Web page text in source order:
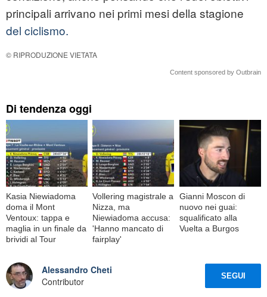
principali arrivano nei primi mesi della stagione
del ciclismo.
© RIPRODUZIONE VIETATA
Content sponsored by Outbrain
Di tendenza oggi
Kasia Niewiadoma
doma il Mont
Ventoux: tappa e
maglia in un finale da
brividi al Tour
Vollering magistrale a
Nizza, ma
Niewiadoma accusa:
'Hanno mancato di
fairplay'
Gianni Moscon di
nuovo nei guai:
squalificato alla
Vuelta a Burgos
Alessandro Cheti
Contributor
SEGUI